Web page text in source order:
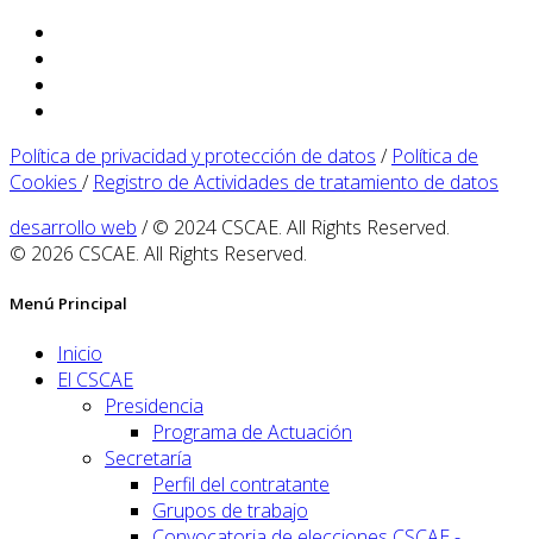
Política de privacidad y protección de datos / Política de
Cookies / Registro de Actividades de tratamiento de datos
desarrollo web / © 2024 CSCAE. All Rights Reserved.
© 2026 CSCAE. All Rights Reserved.
Menú Principal
Inicio
El CSCAE
Presidencia
Programa de Actuación
Secretaría
Perfil del contratante
Grupos de trabajo